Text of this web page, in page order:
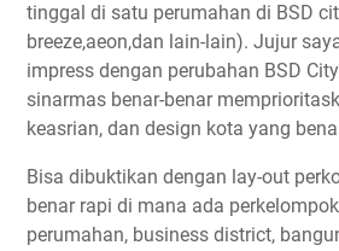
tinggal di satu perumahan di BSD
breeze,aeon,dan lain-lain). Jujur
impress dengan perubahan BSD
sinarmas benar-benar
keasrian, dan design kota yang
Bisa dibuktikan dengan lay-out
benar rapi di mana ada
perumahan, business district,